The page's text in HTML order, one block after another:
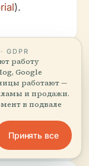
).
они не
GDPR
работу
Google
работают —
и продажи.
в подвале
Принять все